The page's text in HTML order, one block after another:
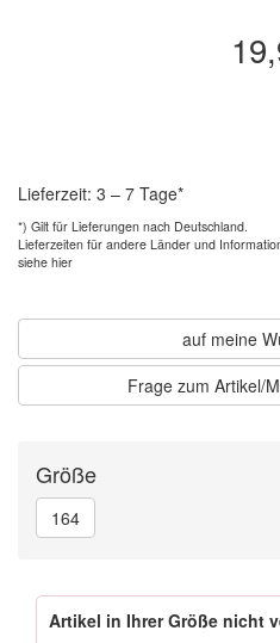
Lieferzeit: 3 – 7 Tage*
*) Gilt für Lieferungen nach Deutschland.
Lieferzeiten für andere Länder und
siehe hier
auf meine
Frage zum Artikel/
Größe
164
Artikel in Ihrer Größe nicht